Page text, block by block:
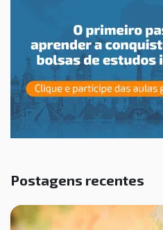
Postagens recentes